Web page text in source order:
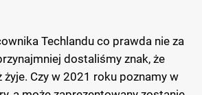
Techlandu co prawda nie za
dostaliśmy znak, że
żyje. Czy w 2021 roku poznamy w